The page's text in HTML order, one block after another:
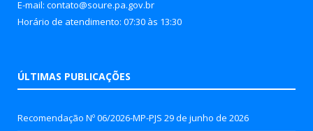
E-mail: contato@soure.pa.gov.br
Horário de atendimento: 07:30 às 13:30
ÚLTIMAS PUBLICAÇÕES
Recomendação Nº 06/2026-MP-PJS 29 de junho de 2026